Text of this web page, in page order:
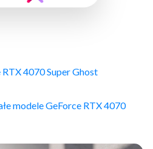
4070 Super Ghost
modele GeForce RTX 4070